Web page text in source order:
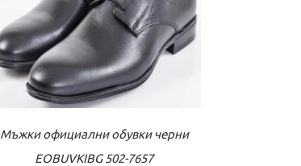
Към касата Виж повече
Мъжки официални обувки черни
EOBUVKIBG 502-7657